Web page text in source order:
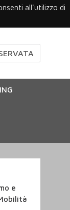
all'utilizzo di
e